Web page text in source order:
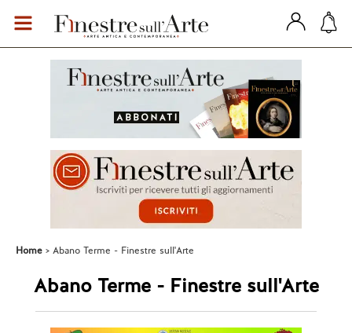
Home Abano Terme - Finestre sull'Arte
Abano Terme - Finestre sull'Arte